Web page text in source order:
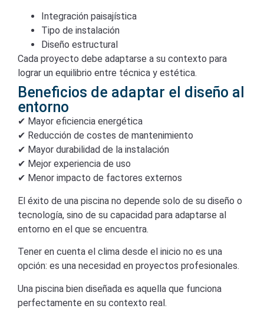
Integración paisajística
Tipo de instalación
Diseño estructural
Cada proyecto debe adaptarse a su contexto para
lograr un equilibrio entre técnica y estética.
Beneficios de adaptar el diseño al
entorno
✔ Mayor eficiencia energética
✔ Reducción de costes de mantenimiento
✔ Mayor durabilidad de la instalación
✔ Mejor experiencia de uso
✔ Menor impacto de factores externos
El éxito de una piscina no depende solo de su diseño o
tecnología, sino de su capacidad para adaptarse al
entorno en el que se encuentra.
Tener en cuenta el clima desde el inicio no es una
opción: es una necesidad en proyectos profesionales.
Una piscina bien diseñada es aquella que funciona
perfectamente en su contexto real.